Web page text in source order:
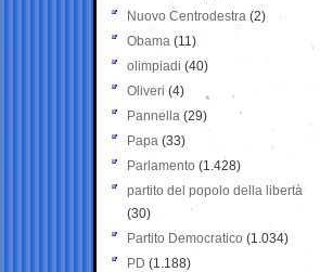
Nuovo Centrodestra (2)
Obama (11)
olimpiadi (40)
Oliveri (4)
Pannella (29)
Papa (33)
Parlamento (1.428)
partito del popolo della libertà
(30)
Partito Democratico (1.034)
PD (1.188)